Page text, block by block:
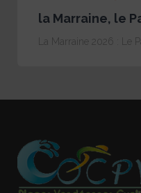
la Marraine, le
La Marraine 2026 : Le